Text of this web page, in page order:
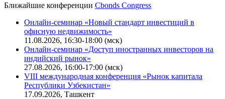
Ближайшие конференции Cbonds Congress
Онлайн-семинар «Новый стандарт инвестиций в
офисную недвижимость»
11.08.2026, 16:30-18:00 (мск)
Онлайн-семинар «Доступ иностранных инвесторов на
индийский рынок»
27.08.2026, 16:00-17:00 (мск)
VIII международная конференция «Рынок капитала
Республики Узбекистан»
17.09.2026, Ташкент